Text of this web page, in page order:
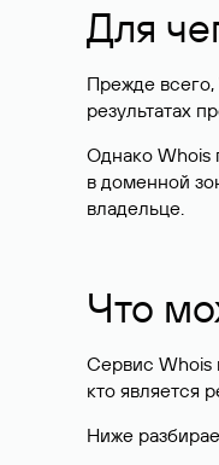
Для
Прежде
результатах
Однако Whois
в доменной
владельце.
Что
Сервис Whois
кто является
Ниже